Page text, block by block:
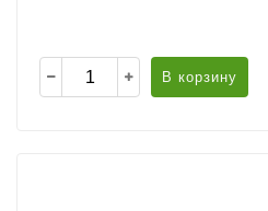
В корзину